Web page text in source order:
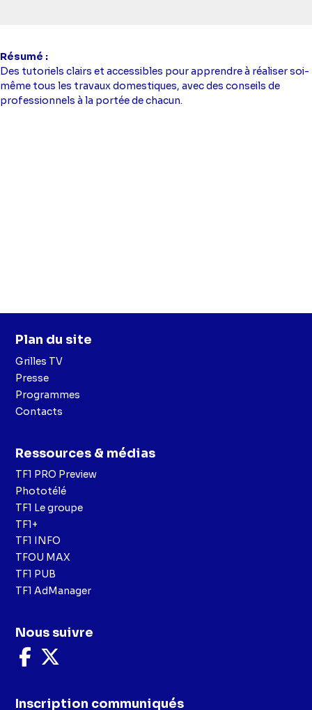
Résumé
Des tutoriels clairs et accessibles pour apprendre à réaliser soi-
même tous les travaux domestiques, avec des conseils de
professionnels à la portée de chacun.
Plan du site
Grilles TV
Presse
Programmes
Contacts
Ressources & médias
TF1 PRO Preview
Phototélé
TF1 Le groupe
TF1+
TF1 INFO
TFOU MAX
TF1 PUB
TF1 AdManager
Nous suivre
Nous
suivre
Facebook
X
Inscription communiqués